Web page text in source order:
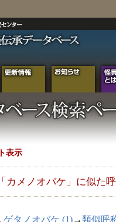
表示
カメノオバケ」に似た呼
ゲタノオバケ (1)→類似呼